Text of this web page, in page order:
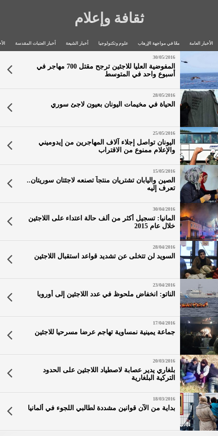
ثقافة وإعلام
الأخبار العامة معًا في مواجهة الإرهاب علوم وتكنولوجيا أخبار الشيعة أخبار العتبات المقدسة
30/05/2016
المفوضية العليا للاجئين ترجح مقتل 700 مهاجر في
أسبوع واحد في المتوسط
28/05/2016
الحياة في مخيمات اليونان بعيون لاجئ سوري
25/05/2016
اليونان تواصل إجلاء آلاف المهاجرين من إيدوميني
والإعلام ممنوع من الاقتراب
15/05/2016
الصين واليابان تشتريان منتجاً تصنعه لاجئتان سوريتان..
تعرف إليه
30/04/2016
المانيا: تسجيل أكثر من ألف حالة اعتداء على اللاجئين
خلال عام 2015
28/04/2016
السويد لن تتخلى عن تشديد قواعد استقبال اللاجئين
23/04/2016
الناتو: انخفاض ملحوظ في عدد اللاجئين إلى أوروبا
17/04/2016
جماعة يمينية نمساوية تهاجم عرضا مسرحيا للاجئين
20/03/2016
بلغاري يدير عصابة لاصطياد اللاجئين على الحدود
التركية البلغارية
18/03/2016
بداية من الآن قوانين مشددة لطالبي اللجوء في ألمانيا